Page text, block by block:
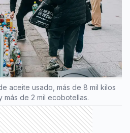
aceite usado, más de 8 mil kilos
de 2 mil ecobotellas.